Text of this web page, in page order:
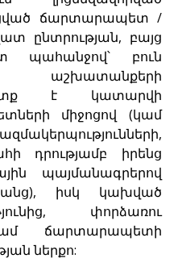
ճարտարապետ /
ընտրության, բայց
բուն
է կատարվի
միջոցով (կամ
դրությամբ իրենց
պայմանագրերով
իսկ կախված
փորձառու
ճարտարապետի
ներքո: